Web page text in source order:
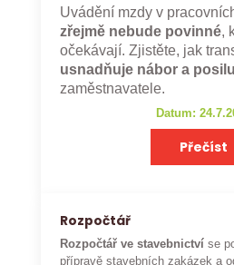
Uvádění mzdy v
zřejmě nebude povinné,
očekávají. Zjistěte, jak
usnadňuje nábor a
zaměstnavatele.
Datum:
Přečíst
Rozpočtář
Rozpočtář ve stavebnictví se
přípravě stavebních zakázek a